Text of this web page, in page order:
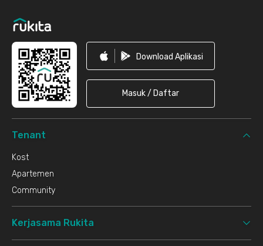
Download Aplikasi
Masuk / Daftar
Tenant
Kost
Apartemen
Community
Kerjasama Rukita